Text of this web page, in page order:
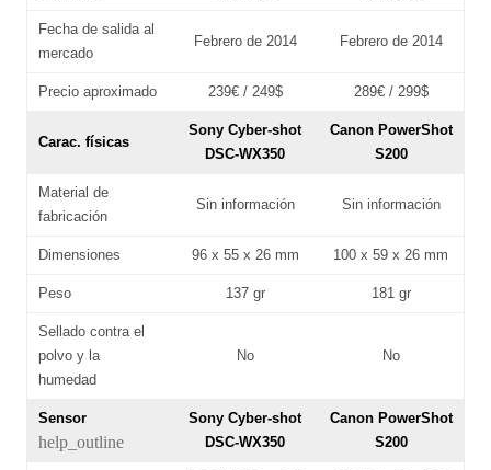
Fecha de salida al
mercado
Febrero de 2014 Febrero de 2014
Precio aproximado 239€ / 249$ 289€ / 299$
Carac. físicas
Sony Cyber-shot
DSC-WX350
Canon PowerShot
S200
Material de
fabricación
Sin información Sin información
Dimensiones 96 x 55 x 26 mm 100 x 59 x 26 mm
Peso 137 gr 181 gr
Sellado contra el
polvo y la
humedad
No No
Sensor
help_outline
Sony Cyber-shot
DSC-WX350
Canon PowerShot
S200